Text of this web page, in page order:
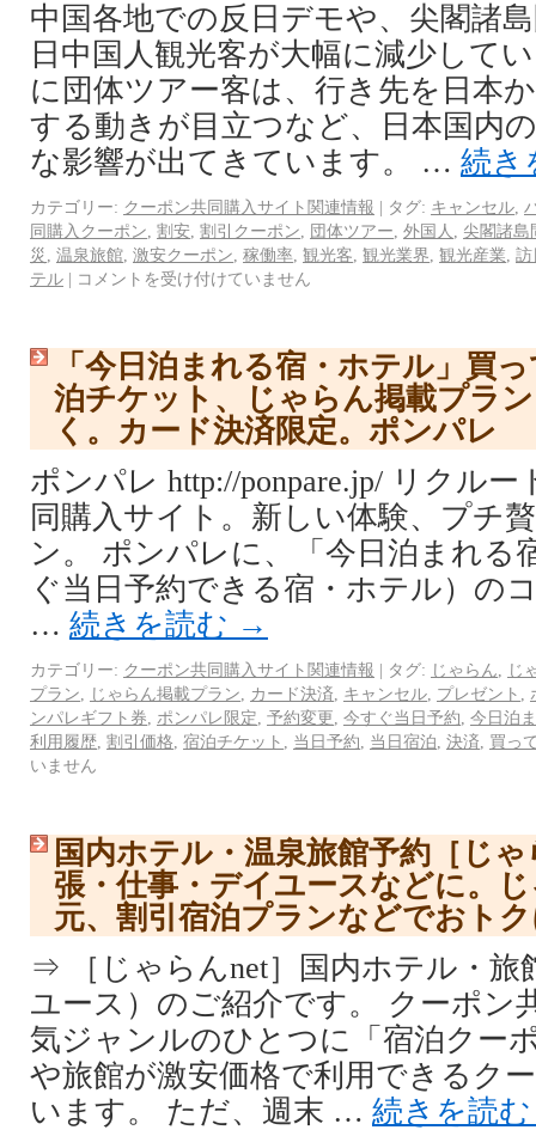
中国各地での反日デモや、尖閣諸
日中国人観光客が大幅に減少して
に団体ツアー客は、行き先を日本
する動きが目立つなど、日本国内
な影響が出てきています。 … 続き
カテゴリー: クーポン共同購入サイト関連情報 | タグ: キャンセル
同購入クーポン 割安 割引クーポン 団体ツアー 外国人
尖閣諸島
災
温泉旅館 激安クーポン 稼働率 観光客 観光業界 観光産業 訪
テル | コメントを受け付けていません
「今日泊まれる宿・ホテル」買
泊チケット、じゃらん掲載プラ
く。カード決済限定。ポンパレ
ポンパレ http://ponpare.jp/ リクル
同購入サイト。新しい体験、プチ
ン。 ポンパレに、「今日泊まれる
ぐ当日予約できる宿・ホテル）の
… 続きを読む →
カテゴリー: クーポン共同購入サイト関連情報 | タグ: じゃらん
じ
プラン
じゃらん掲載プラン カード決済 キャンセル プレゼント
ンパレギフト券
ポンパレ限定 予約変更 今すぐ当日予約 今日泊
利用履歴 割引価格 宿泊チケット 当日予約 当日宿泊 決済
買っ
いません
国内ホテル・温泉旅館予約［じ
張・仕事・デイユースなどに。
元、割引宿泊プランなどでおト
⇒ ［じゃらんnet］国内ホテル・旅
ユース）のご紹介です。 クーポン
気ジャンルのひとつに「宿泊クー
や旅館が激安価格で利用できるク
います。 ただ、週末 … 続きを読